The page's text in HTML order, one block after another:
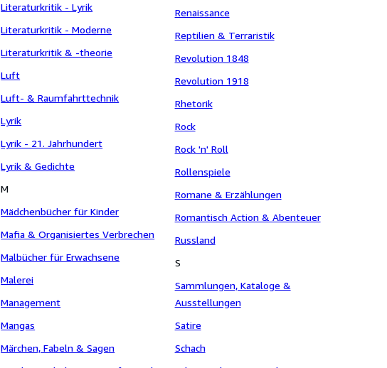
Literaturkritik - Lyrik
Literaturkritik - Moderne
Literaturkritik & -theorie
Luft
Luft- & Raumfahrttechnik
Lyrik
Lyrik - 21. Jahrhundert
Lyrik & Gedichte
M
Mädchenbücher für Kinder
Mafia & Organisiertes Verbrechen
Malbücher für Erwachsene
Malerei
Management
Mangas
Märchen, Fabeln & Sagen
Renaissance
Reptilien & Terraristik
Revolution 1848
Revolution 1918
Rhetorik
Rock
Rock 'n' Roll
Rollenspiele
Romane & Erzählungen
Romantisch Action & Abenteuer
Russland
S
Sammlungen, Kataloge &
Ausstellungen
Satire
Schach